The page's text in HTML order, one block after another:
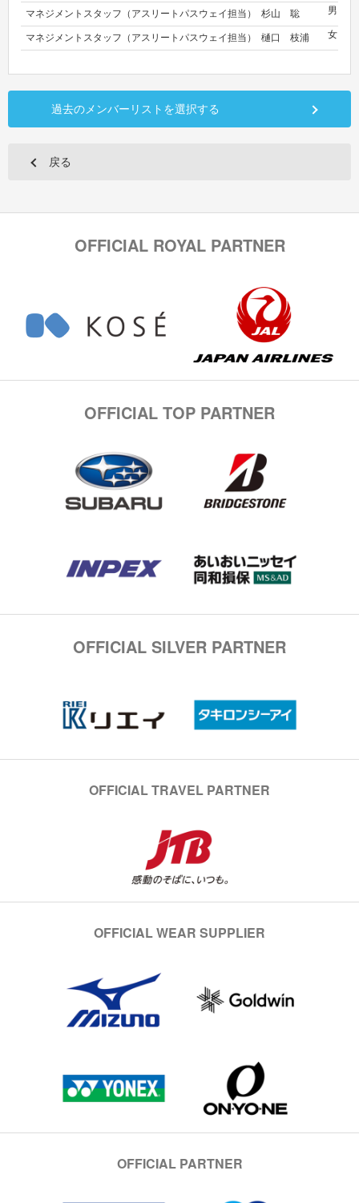
マネジメントスタッフ（アスリートパスウェイ担当） 杉山 聡 男
マネジメントスタッフ（アスリートパスウェイ担当） 樋口 枝浦 女
過去のメンバーリストを選択する
戻る
OFFICIAL ROYAL PARTNER
OFFICIAL TOP PARTNER
OFFICIAL SILVER PARTNER
OFFICIAL TRAVEL PARTNER
OFFICIAL WEAR SUPPLIER
OFFICIAL PARTNER